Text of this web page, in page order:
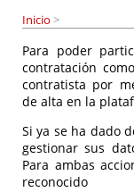
Inicio >
Para poder
contratación
contratista por
de alta en la
Si ya se ha dado
gestionar sus
Para ambas
reconocido